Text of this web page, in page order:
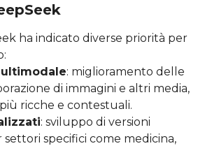
ha indicato diverse priorità per
: miglioramento delle
di immagini e altri media,
ricche e contestuali.
: sviluppo di versioni
specifici come medicina,